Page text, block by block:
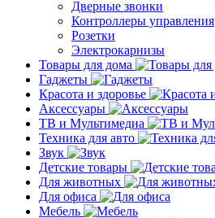
Дверные звонки
Контроллеры управления
Розетки
Электрокарнизы
Товары для дома
Гаджеты
Красота и здоровье
Аксессуары
ТВ и Мультимедиа
Техника для авто
Звук
Детские товары
Для животных
Для офиса
Мебель